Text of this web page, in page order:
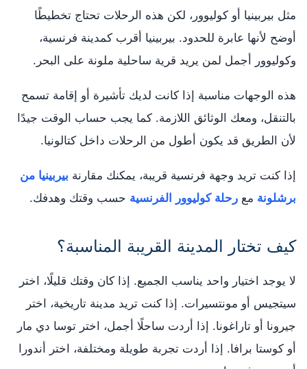
مثل بيربينيا أو كوليوور، لكن هذه الرحلات تحتاج تخطيطًا
أوضح لأنها عابرة للحدود. بيربينيا أقرب كمدينة فرنسية،
وكوليوور أجمل لمن يريد قرية ساحلية ملونة على البحر.
هذه الوجهات مناسبة إذا كانت لديك تأشيرة أو إقامة تسمح
بالتنقل، ومعك الوثائق اللازمة. كما يجب حساب الوقت جيدًا
لأن الطريق قد يكون أطول من الرحلات داخل كتالونيا.
إذا كنت تريد وجهة فرنسية قريبة، يمكنك مقارنة بيربينيا من
برشلونة مع رحلة كوليوور الفرنسية حسب وقتك وهدفك.
كيف تختار المدينة القريبة المناسبة؟
لا يوجد اختيار واحد يناسب الجميع. إذا كان وقتك قليلًا، اختر
سيتجيس أو مونتسيرات. إذا كنت تريد مدينة تاريخية، اختر
جيرونا أو تاراغونا. إذا أردت ساحلًا أجمل، اختر توسا دي مار
أو كوستا برافا. إذا أردت تجربة طويلة ومختلفة، اختر أندورا